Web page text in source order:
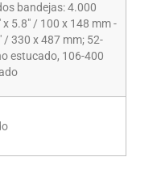
bandejas: 4.000
x 5.8" / 100 x 148 mm -
/ 330 x 487 mm; 52-
estucado, 106-400